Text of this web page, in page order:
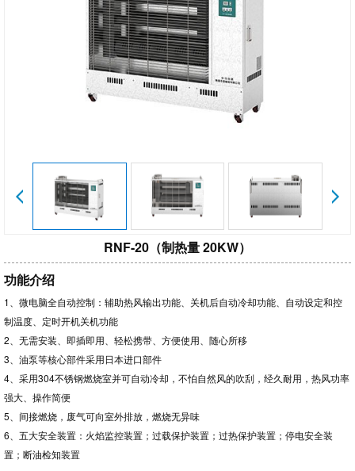
RNF-20（制热量 20KW）
功能介绍
1、微电脑全自动控制：辅助热风输出功能、关机后自动冷却功能、自动设定和控
制温度、定时开机关机功能
2、无需安装、即插即用、轻松携带、方便使用、随心所移
3、油泵等核心部件采用日本进口部件
4、采用304不锈钢燃烧室并可自动冷却，不怕自然风的吹刮，经久耐用，热风功率
强大、操作简便
5、间接燃烧，废气可向室外排放，燃烧无异味
6、五大安全装置：火焰监控装置；过载保护装置；过热保护装置；停电安全装
置；断油检知装置